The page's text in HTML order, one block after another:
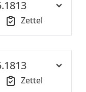
in 3 Akten,
von
Drieberg.
Zettel
Zettel